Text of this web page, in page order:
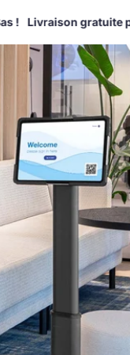
Livraison gratuite pour